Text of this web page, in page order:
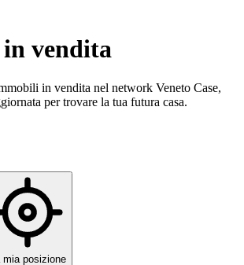
vendita
in vendita nel network Veneto Case,
per trovare la tua futura casa.
mia posizione